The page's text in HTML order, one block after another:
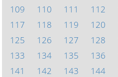
109
110 111 112
117
118 119 120
125
126 127 128
133
134 135 136
141
142 143 144